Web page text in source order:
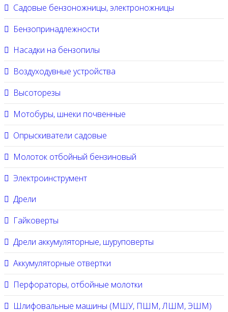
Садовые бензоножницы, электроножницы
Бензопринадлежности
Насадки на бензопилы
Воздуходувные устройства
Высоторезы
Мотобуры, шнеки почвенные
Опрыскиватели садовые
Молоток отбойный бензиновый
Электроинструмент
Дрели
Гайковерты
Дрели аккумуляторные, шуруповерты
Аккумуляторные отвертки
Перфораторы, отбойные молотки
Шлифовальные машины (МШУ, ПШМ, ЛШМ, ЭШМ)